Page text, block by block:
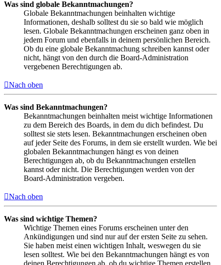
Was sind globale Bekanntmachungen?
Globale Bekanntmachungen beinhalten wichtige
Informationen, deshalb solltest du sie so bald wie möglich
lesen. Globale Bekanntmachungen erscheinen ganz oben in
jedem Forum und ebenfalls in deinem persönlichen Bereich.
Ob du eine globale Bekanntmachung schreiben kannst oder
nicht, hängt von den durch die Board-Administration
vergebenen Berechtigungen ab.
Nach oben
Was sind Bekanntmachungen?
Bekanntmachungen beinhalten meist wichtige Informationen
zu dem Bereich des Boards, in dem du dich befindest. Du
solltest sie stets lesen. Bekanntmachungen erscheinen oben
auf jeder Seite des Forums, in dem sie erstellt wurden. Wie bei
globalen Bekanntmachungen hängt es von deinen
Berechtigungen ab, ob du Bekanntmachungen erstellen
kannst oder nicht. Die Berechtigungen werden von der
Board-Administration vergeben.
Nach oben
Was sind wichtige Themen?
Wichtige Themen eines Forums erscheinen unter den
Ankündigungen und sind nur auf der ersten Seite zu sehen.
Sie haben meist einen wichtigen Inhalt, weswegen du sie
lesen solltest. Wie bei den Bekanntmachungen hängt es von
deinen Berechtigungen ab, ob du wichtige Themen erstellen